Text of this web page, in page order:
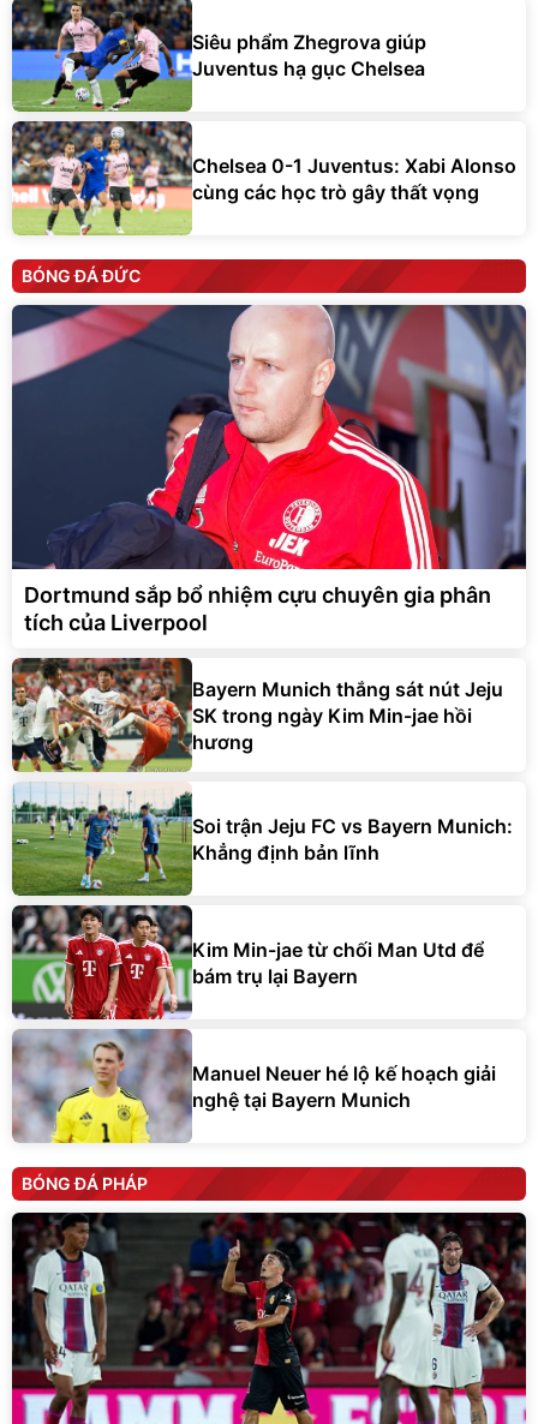
Siêu phẩm Zhegrova giúp
Juventus hạ gục Chelsea
Chelsea 0-1 Juventus: Xabi Alonso
cùng các học trò gây thất vọng
BÓNG ĐÁ ĐỨC
Dortmund sắp bổ nhiệm cựu chuyên gia phân
tích của Liverpool
Bayern Munich thắng sát nút Jeju
SK trong ngày Kim Min-jae hồi
hương
Soi trận Jeju FC vs Bayern Munich:
Khẳng định bản lĩnh
Kim Min-jae từ chối Man Utd để
bám trụ lại Bayern
Manuel Neuer hé lộ kế hoạch giải
nghệ tại Bayern Munich
BÓNG ĐÁ PHÁP